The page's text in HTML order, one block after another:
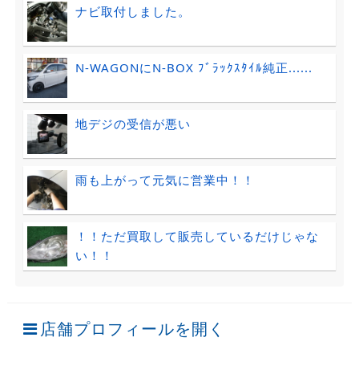
ナビ取付しました。
N-WAGONにN-BOX ﾌﾞﾗｯｸｽﾀｲﾙ純正......
地デジの受信が悪い
雨も上がって元気に営業中！！
！！ただ買取して販売しているだけじゃな
い！！
店舗プロフィールを開く